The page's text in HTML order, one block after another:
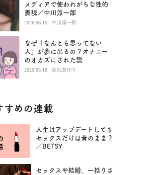
メディアで使われがちな性的
表現／中川淳一郎
2026.06.15 | 中川淳一郎
なぜ「なんとも思ってない
人」が夢に出るの？オナニー
のオカズにされた説
2020.05.18 | 菊池美佳子
すめの連載
人生はアップデートしても
セックスだけは昔のまま？
／BETSY
セックスや結婚。一括りさ